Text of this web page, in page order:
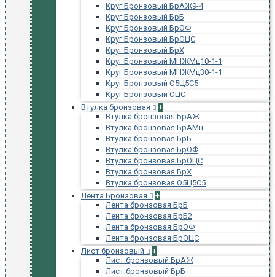
Круг Бронзовый БрАЖ9-4
Круг Бронзовый БрБ
Круг Бронзовый БрОФ
Круг Бронзовый БрОЦС
Круг Бронзовый БрХ
Круг Бронзовый МНЖМц10-1-1
Круг Бронзовый МНЖМц30-1-1
Круг Бронзовый О5Ц5С5
Круг Бронзовый ОЦС
Втулка бронзовая
+
Втулка бронзовая БрАЖ
Втулка бронзовая БрАМц
Втулка бронзовая БрБ
Втулка бронзовая БрОФ
Втулка бронзовая БрОЦС
Втулка бронзовая БрХ
Втулка бронзовая О5Ц5С5
Лента Бронзовая
+
Лента бронзовая БрБ
Лента бронзовая БрБ2
Лента бронзовая БрОФ
Лента бронзовая БрОЦС
Лист бронзовый
+
Лист бронзовый БрАЖ
Лист бронзовый БрБ